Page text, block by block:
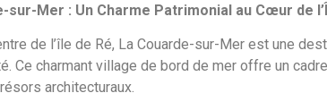
sur-Mer : Un Charme Patrimonial au Cœur de
de l’île de Ré, La Couarde-sur-Mer est une
Ce charmant village de bord de mer offre un
architecturaux.